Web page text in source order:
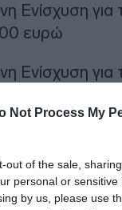
Not Process My
out of the sale,
personal or
by us, please use
Ενίσχυση για
ευρώ
Ενίσχυση για
Ενίσχυση
του αίγειου